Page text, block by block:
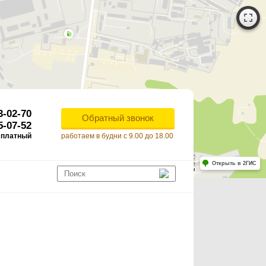
Работает на API 2ГИС
Лицензионное соглашение
корректной работы Raster JS API нужен ключ. Помощь: api@2gis.ru
Открыть в 2ГИС
02-70
07-52
Обратный звонок
работаем в будни с 9.00 до 18.00